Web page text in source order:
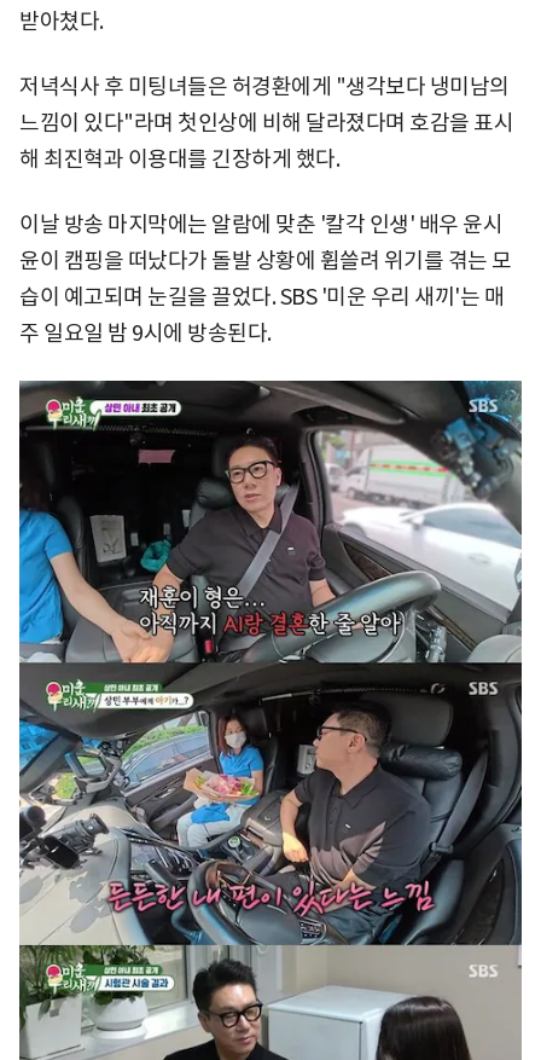
받아쳤다.
저녁식사 후 미팅녀들은 허경환에게 "생각보다 냉미남의
느낌이 있다"라며 첫인상에 비해 달라졌다며 호감을 표시
해 최진혁과 이용대를 긴장하게 했다.
이날 방송 마지막에는 알람에 맞춘 '칼각 인생' 배우 윤시
윤이 캠핑을 떠났다가 돌발 상황에 휩쓸려 위기를 겪는 모
습이 예고되며 눈길을 끌었다. SBS '미운 우리 새끼'는 매
주 일요일 밤 9시에 방송된다.